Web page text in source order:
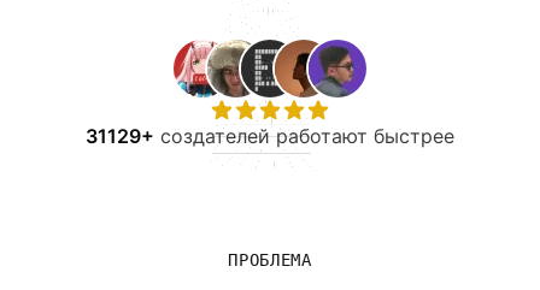
31129+ создателей работают быстрее
ПРОБЛЕМА